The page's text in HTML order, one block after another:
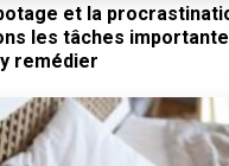
et la
les tâches
remédier